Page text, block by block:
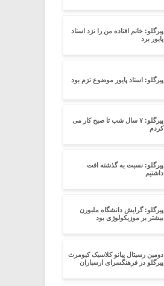
پیرگلو: خانم افتاده من را نزد استاد
پایور برد
پیرگلو: استاد پایور موضوع تزم بود
پیرگلو: ۷ سال شب تا صبح کار می
کردم
پیرگلو: نسبت به گذشته افت
داشتیم
پیرگلو: گرایش دانشگاه ملبورن
بیشتر بر موزیکولوژی بود
دومین رسیتال پیانو کلاسیک کیومرث
پیرگلو در فرهنگسرای ارسباران